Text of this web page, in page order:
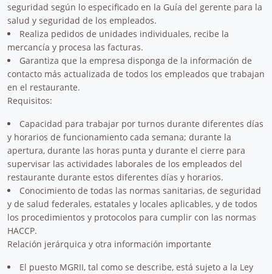
seguridad según lo especificado en la Guía del gerente para la
salud y seguridad de los empleados.
Realiza pedidos de unidades individuales, recibe la
mercancía y procesa las facturas.
Garantiza que la empresa disponga de la información de
contacto más actualizada de todos los empleados que trabajan
en el restaurante.
Requisitos:
Capacidad para trabajar por turnos durante diferentes días
y horarios de funcionamiento cada semana; durante la
apertura, durante las horas punta y durante el cierre para
supervisar las actividades laborales de los empleados del
restaurante durante estos diferentes días y horarios.
Conocimiento de todas las normas sanitarias, de seguridad
y de salud federales, estatales y locales aplicables, y de todos
los procedimientos y protocolos para cumplir con las normas
HACCP.
Relación jerárquica y otra información importante
El puesto MGRII, tal como se describe, está sujeto a la Ley